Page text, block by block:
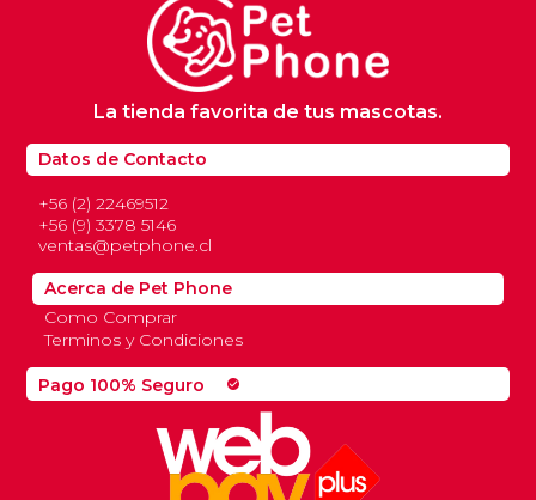
Pago 100% Seguro check_circle
Datos de Contacto
+56 (2) 22469512
+56 (9) 3378 5146
ventas@petphone.cl
La tienda favorita de tus mascotas.
Acerca de Pet Phone
Como Comprar
Terminos y Condiciones